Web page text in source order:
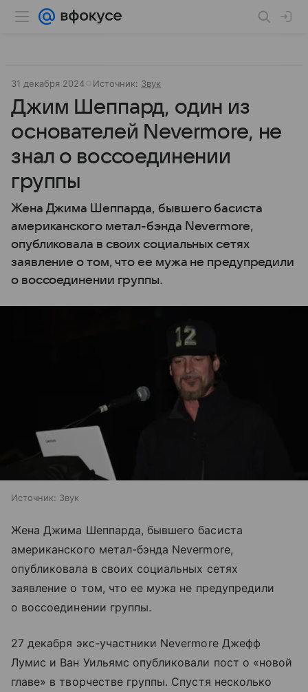
31 декабря 2024 Источник: Звук
Джим Шеппард, один из
основателей Nevermore, не
знал о воссоединении
группы
Жена Джима Шеппарда, бывшего басиста
американского метал-бэнда Nevermore,
опубликовала в своих социальных сетях
заявление о том, что ее мужа не предупредили
о воссоединении группы.
Источник: Звук
Жена Джима Шеппарда, бывшего басиста
американского метал-бэнда Nevermore,
опубликовала в своих социальных сетях
заявление о том, что ее мужа не предупредили
о воссоединении группы.
27 декабря экс-участники Nevermore Джефф
Лумис и Ван Уильямс опубликовали пост о «новой
главе» в творчестве группы. Спустя несколько